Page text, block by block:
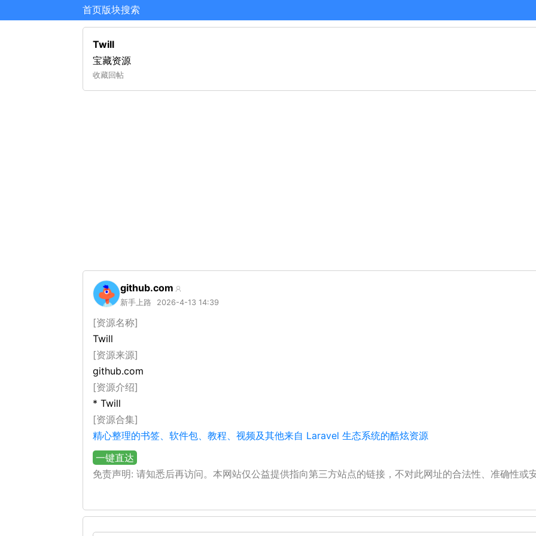
首页版块搜索
Twill
宝藏资源
收藏回帖
github.com
新手上路 2026-4-13 14:39
[资源名称]
Twill
[资源来源]
github.com
[资源介绍]
* Twill
[资源合集]
精心整理的书签、软件包、教程、视频及其他来自 Laravel 生态系统的酷炫资源
一键直达
免责声明: 请知悉后再访问。本网站仅公益提供指向第三方站点的链接，不对此网址的合法性、准确性或